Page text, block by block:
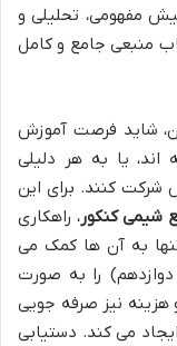
مفهومی، تحلیلی و
منبعی جامع و کامل
شاید فرصت آموزش
یا به هر دلیلی
شرکت کنند. برای این
شیمی کنکور، راهکاری
به آن ها کمک می
را به صورت
هزینه نیز صرفه جویی
می کند. دستیابی